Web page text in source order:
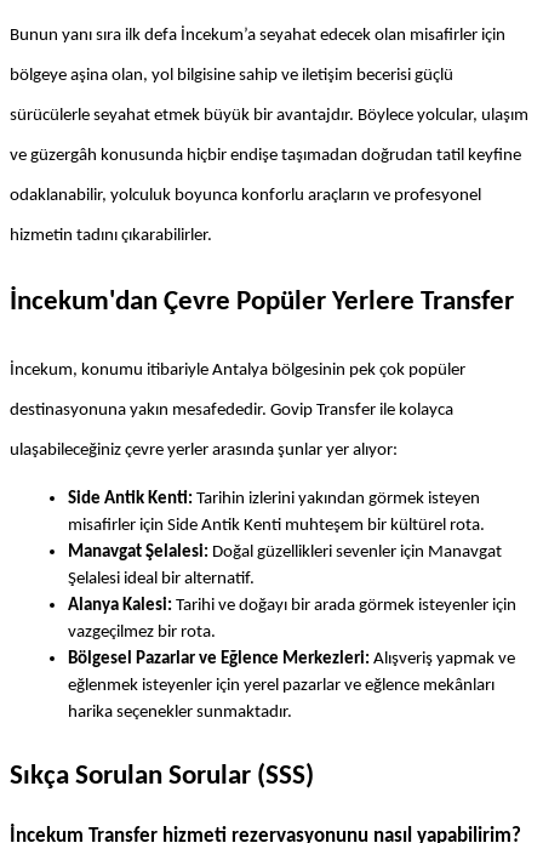
Bunun yanı sıra ilk defa İncekum’a seyahat edecek olan misafirler için
bölgeye aşina olan, yol bilgisine sahip ve iletişim becerisi güçlü
sürücülerle seyahat etmek büyük bir avantajdır. Böylece yolcular, ulaşım
ve güzergâh konusunda hiçbir endişe taşımadan doğrudan tatil keyfine
odaklanabilir, yolculuk boyunca konforlu araçların ve profesyonel
hizmetin tadını çıkarabilirler.
İncekum'dan Çevre Popüler Yerlere Transfer
İncekum, konumu itibariyle Antalya bölgesinin pek çok popüler
destinasyonuna yakın mesafededir. Govip Transfer ile kolayca
ulaşabileceğiniz çevre yerler arasında şunlar yer alıyor:
Side Antik Kenti: Tarihin izlerini yakından görmek isteyen
misafirler için Side Antik Kenti muhteşem bir kültürel rota.
Manavgat Şelalesi: Doğal güzellikleri sevenler için Manavgat
Şelalesi ideal bir alternatif.
Alanya Kalesi: Tarihi ve doğayı bir arada görmek isteyenler için
vazgeçilmez bir rota.
Bölgesel Pazarlar ve Eğlence Merkezleri: Alışveriş yapmak ve
eğlenmek isteyenler için yerel pazarlar ve eğlence mekânları
harika seçenekler sunmaktadır.
Sıkça Sorulan Sorular (SSS)
İncekum Transfer hizmeti rezervasyonunu nasıl yapabilirim?